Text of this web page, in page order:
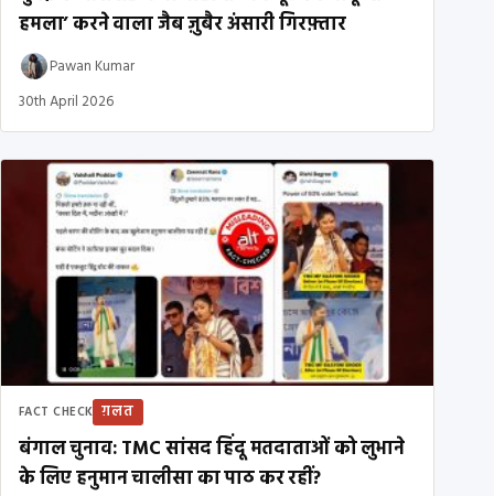
हमला’ करने वाला जैब ज़ुबैर अंसारी गिरफ़्तार
Pawan Kumar
30th April 2026
FACT CHECK ग़लत
बंगाल चुनाव: TMC सांसद हिंदू मतदाताओं को लुभाने
के लिए हनुमान चालीसा का पाठ कर रहीं?